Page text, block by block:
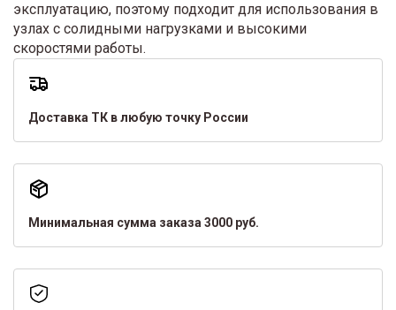
эксплуатацию, поэтому подходит для использования в
узлах с солидными нагрузками и высокими
скоростями работы.
Доставка ТК в любую точку России
Минимальная сумма заказа 3000 руб.